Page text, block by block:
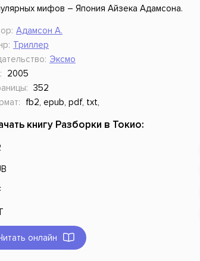
мифов – Япония Айзека Адамсона.
Адамсон А.
Триллер
Эксмо
2005
352
fb2, epub, pdf, txt,
книгу Разборки в Токио:
онлайн